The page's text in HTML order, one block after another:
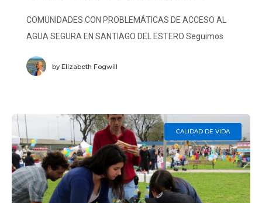
COMUNIDADES CON PROBLEMÁTICAS DE ACCESO AL
AGUA SEGURA EN SANTIAGO DEL ESTERO Seguimos
comunidades de “El Candelario” y “Rubia Paso”
by Elizabeth Fogwill
CALIDAD DE VIDA